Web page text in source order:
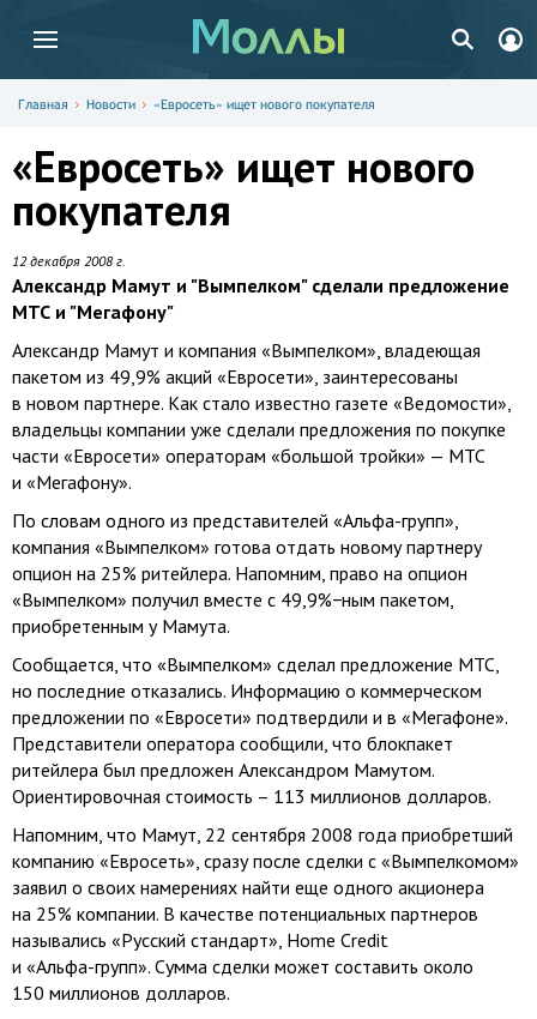
Главная Новости «Евросеть» ищет нового покупателя
«Евросеть» ищет нового
покупателя
12 декабря 2008 г.
Александр Мамут и "Вымпелком" сделали предложение
МТС и "Мегафону"
Александр Мамут и компания «Вымпелком», владеющая
пакетом из 49,9% акций «Евросети», заинтересованы
в новом партнере. Как стало известно газете «Ведомости»,
владельцы компании уже сделали предложения по покупке
части «Евросети» операторам «большой тройки» — МТС
и «Мегафону».
По словам одного из представителей «Альфа-групп»,
компания «Вымпелком» готова отдать новому партнеру
опцион на 25% ритейлера. Напомним, право на опцион
«Вымпелком» получил вместе с 49,9%−ным пакетом,
приобретенным у Мамута.
Сообщается, что «Вымпелком» сделал предложение МТС,
но последние отказались. Информацию о коммерческом
предложении по «Евросети» подтвердили и в «Мегафоне».
Представители оператора сообщили, что блокпакет
ритейлера был предложен Александром Мамутом.
Ориентировочная стоимость – 113 миллионов долларов.
Напомним, что Мамут, 22 сентября 2008 года приобретший
компанию «Евросеть», сразу после сделки с «Вымпелкомом»
заявил о своих намерениях найти еще одного акционера
на 25% компании. В качестве потенциальных партнеров
назывались «Русский стандарт», Home Credit
и «Альфа-групп». Сумма сделки может составить около
150 миллионов долларов.